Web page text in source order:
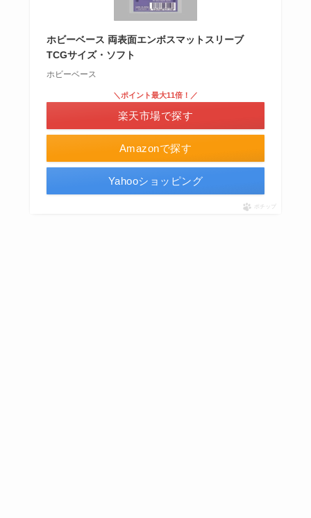
ホビーベース 両表面エンボスマットスリーブ
TCGサイズ・ソフト
ホビーベース
Amazonで探す
＼ポイント最大11倍！／
楽天市場で探す
Yahooショッピング
ポチップ